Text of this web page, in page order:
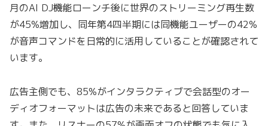
月のAI DJ機能ローンチ後に世界のストリーミング再生数
が45%増加し、同年第4四半期には同機能ユーザーの42%
が音声コマンドを日常的に活用していることが確認されて
います。
広告主側でも、85%がインタラクティブで会話型のオー
ディオフォーマットは広告の未来であると回答していま